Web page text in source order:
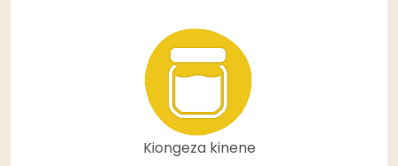
Kiongeza kinene